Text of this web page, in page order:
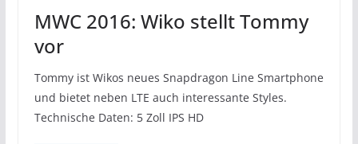
MWC 2016: Wiko stellt Tommy
vor
Tommy ist Wikos neues Snapdragon Line Smartphone
und bietet neben LTE auch interessante Styles.
Technische Daten: 5 Zoll IPS HD